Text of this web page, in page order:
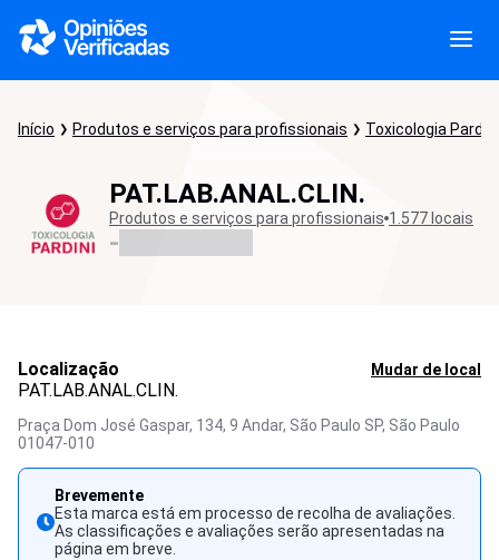
Início Produtos e serviços para profissionais Toxicologia Pardini
PAT.LAB.ANAL.CLIN.
Produtos e serviços para profissionais 1.577 locais
-
Localização Mudar de local
PAT.LAB.ANAL.CLIN.
Praça Dom José Gaspar, 134, 9 Andar, São Paulo SP, São Paulo
01047-010
Brevemente
Esta marca está em processo de recolha de avaliações.
As classificações e avaliações serão apresentadas na
página em breve.